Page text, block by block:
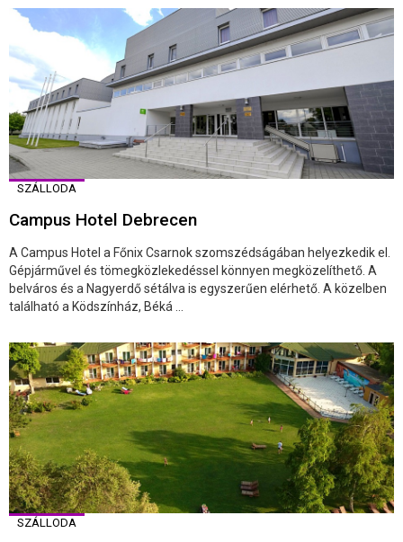
SZÁLLODA
Campus Hotel Debrecen
A Campus Hotel a Főnix Csarnok szomszédságában helyezkedik el.
Gépjárművel és tömegközlekedéssel könnyen megközelíthető. A
belváros és a Nagyerdő sétálva is egyszerűen elérhető. A közelben
található a Ködszínház, Béká ...
SZÁLLODA